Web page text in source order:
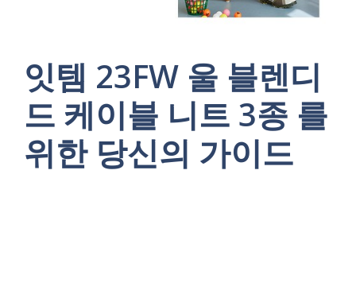
잇템 23FW 울 블렌디
드 케이블 니트 3종 를
위한 당신의 가이드